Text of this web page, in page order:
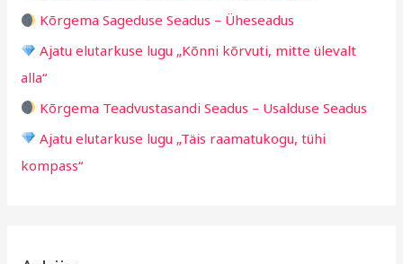
o
r
:
Kõrgema Sageduse Seadus – Üheseadus
Ajatu elutarkuse lugu „Kõnni kõrvuti, mitte ülevalt
alla“
Kõrgema Teadvustasandi Seadus – Usalduse Seadus
Ajatu elutarkuse lugu „Täis raamatukogu, tühi
kompass“
d